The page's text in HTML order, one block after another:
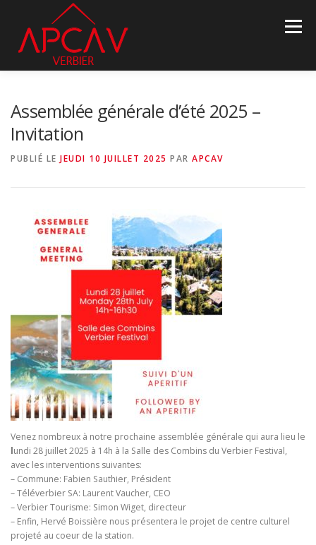
contenu
Menu
Assemblée générale d’été 2025 –
Invitation
PUBLIÉ LE JEUDI 10 JUILLET 2025 PAR APCAV
Venez nombreux à notre prochaine assemblée générale qui aura lieu le
lundi 28 juillet 2025 à 14h à la Salle des Combins du Verbier Festival,
avec les interventions suivantes:
– Commune: Fabien Sauthier, Président
– Téléverbier SA: Laurent Vaucher, CEO
– Verbier Tourisme: Simon Wiget, directeur
– Enfin, Hervé Boissière nous présentera le projet de centre culturel
projeté au coeur de la station.